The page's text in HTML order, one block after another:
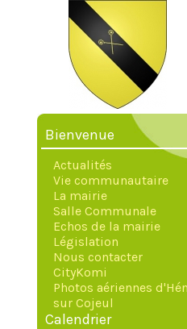
Bienvenue
Actualités
Vie communautaire
La mairie
Salle Communale
Echos de la mairie
Législation
Nous contacter
CityKomi
Photos aériennes
sur Cojeul
Calendrier